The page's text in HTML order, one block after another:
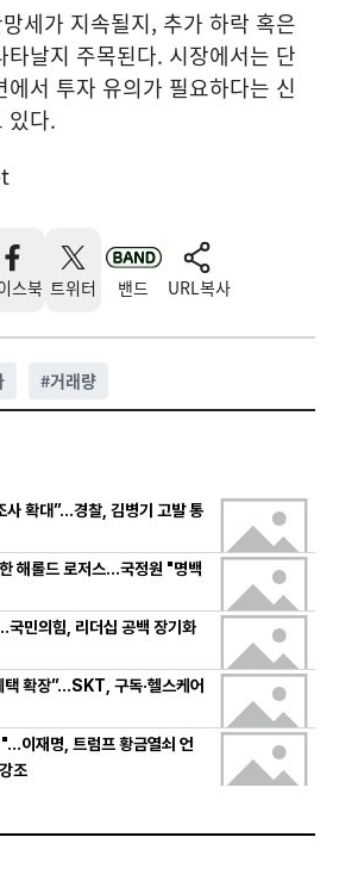
세가 지속될지, 추가 하락 혹은
날지 주목된다. 시장에서는 단
서 투자 유의가 필요하다는 신
있다.
스북 트위터 밴드 URL복사
#거래량
사 확대”…경찰, 김병기 고발 통
해롤드 로저스…국정원 "명백
국민의힘, 리더십 공백 장기화
확장”…SKT, 구독·헬스케어
이재명, 트럼프 황금열쇠 언
조